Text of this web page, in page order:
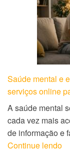
Saúde mental e
serviços online
A saúde mental
cada vez mais
de informação e
Continue lendo